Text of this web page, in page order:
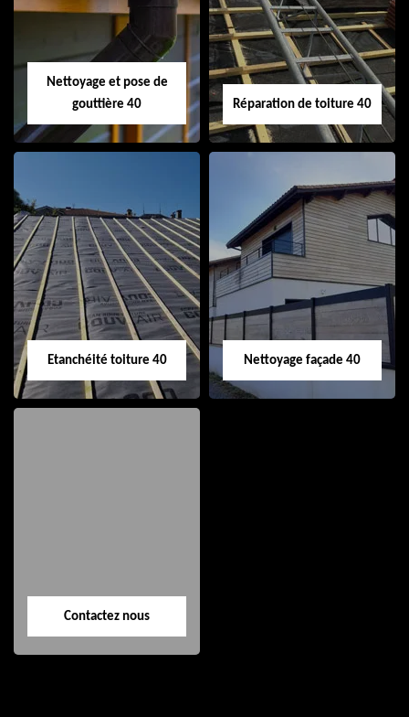
40
40
Nettoyage et pose de
gouttière 40
Nettoyage et pose
de gouttière 40
Réparation de toiture 40
Réparation de
toiture 40
Etanchéité toiture 40 Nettoyage façade 40
Contactez nous